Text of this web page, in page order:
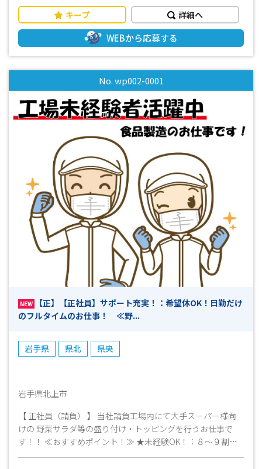
り・検査・作業をお願いします！ ┗
───────────────────────────
─────── ┛ 【具体的には】 加工された製品のバリ
取り・研磨・検査の作業をお任せします。 ★工具を持ったこ
とがない未経験者さんでも大丈夫♪ 作業の流れ、道具の使
い方などイチから丁寧にお教えいたします！ ★体への負担が
少なくお仕事していただけます♪ 高い所への上げ下ろし作
業や、重たい製品を扱う作業もないため体への負担は少なく
作業できます！ ≪おすすめポイント≫ 特別なスキルや経験は
必要ありません♪ 専用の工具や機械を使用しますが研修があ
るので未経験でも安心♪ ＼先輩スタッフのほとんどは未経験
からスタートしています！／ ◆奥州市内でお仕事をお探しの
方 ◆日勤専門でお仕事をお探しの方 ◆長く安定して勤務する
ことを考えている方 ◆基本は土日休みの週休2日制なのでオ
ンオフのメリハリをつけて働くことができます。 （※土曜日
出勤も稀にあります） ◆特別なスキルは不要です。 ◆研修制
度もしっかりしているので初心者さんも安心して働けます。
◆細かい作業をするのが好きな方。 ◆ブランクがある方、工
場経験が初めての方も大歓迎です。 ◆工場見学可能です！ ま
ずはお気軽にお問い合わせください！ *-*-*-*-*-*-*-*-*-*-*-*-
*-*-*-*-*-*-*-*-*-*-*-*-*-*-*-*-*-*-*-*-*-*-*-*-*-*-*-*-*-*-*-*-
*-*-*-*-*-*-*-*- 「面白そう！」「高時給でしっかり稼ぎた
い！」「ブランクがあるけど働きたい！」 「未経験だけどお
仕事をやってみたい！」などなど… 少しでも興味がありま
したら、まずはお気軽にお問い合わせください！ 今は別の
迎です♪ 皆様のご応募心よりお待ちしております！！(^^)/
【ご応募から採用までの流れ】 ◎ＷＥＢやお電話でご応募く
5～１０分程度） ） ◎面接・お仕事説明 ▼ （ これま
工場見学 ▼ （ 見学後、就業希望確認とお仕事開始日の
日程等確認 ） ◎採用連絡 ▼ （ 即日～7日程度 ） ◎
勤務スタート ※上記は目安となりますので、予めご了承くだ
さい。
キープ 詳細へ
WEBから応募する
No. wp002-0001
NEW
【正】【正社員】サポート充実！：希望休OK！日勤だけ
のフルタイムのお仕事！ ≪野...
岩手県 県北 県央
岩手県北上市
【 正社員（請負） 】 当社請負工場内にて大手スーパー様向
けの 野菜サラダ等の盛り付け・トッピングを行うお仕事で
す！！ ≪おすすめポイント！≫ ★未経験OK！：８～９割の